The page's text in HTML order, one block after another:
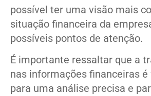
possível ter uma visão mais
situação financeira da
possíveis pontos de atenção.
É importante ressaltar que a
nas informações financeiras é
para uma análise precisa e